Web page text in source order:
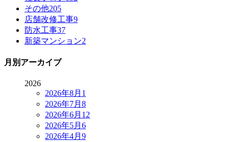
その他205
店舗改修工事9
防水工事37
新築マンション2
月別アーカイブ
2026
2026年8月 1
2026年7月 8
2026年6月 12
2026年5月 6
2026年4月 9